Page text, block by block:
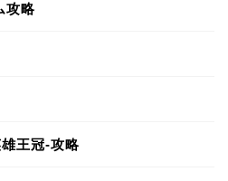
攻略
王冠-攻略